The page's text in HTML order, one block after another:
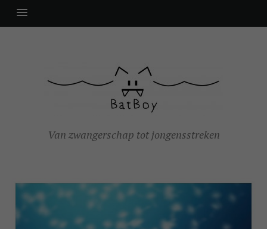
Van zwangerschap tot jongensstreken